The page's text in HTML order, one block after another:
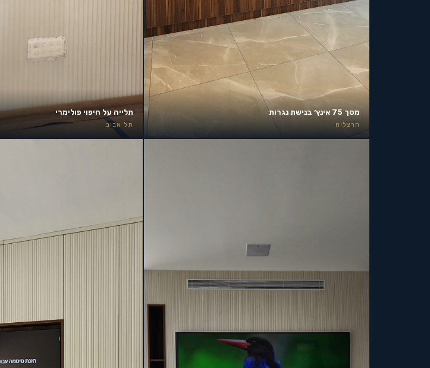
מסך 75 אינץ׳ בנישת נגרות
הרצליה
תלייה על חיפוי פולימרי
תל אביב